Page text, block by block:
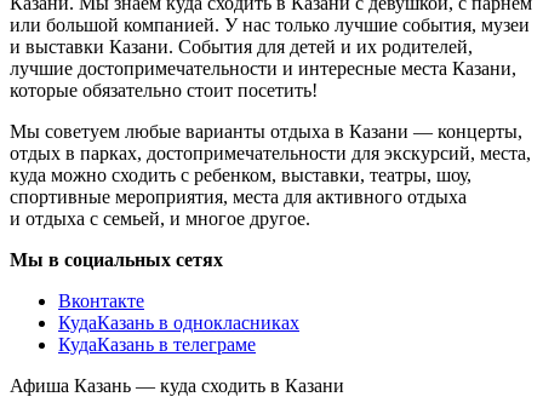
или большой компанией. У нас только лучшие события, музеи
и выставки Казани. События для детей и их родителей,
лучшие достопримечательности и интересные места Казани,
которые обязательно стоит посетить!
Мы советуем любые варианты отдыха в Казани — концерты,
отдых в парках, достопримечательности для экскурсий, места,
куда можно сходить с ребенком, выставки, театры, шоу,
спортивные мероприятия, места для активного отдыха
и отдыха с семьей, и многое другое.
Мы в социальных сетях
Вконтакте
КудаКазань в однокласниках
КудаКазань в телеграме
Афиша Казань — куда сходить в Казани